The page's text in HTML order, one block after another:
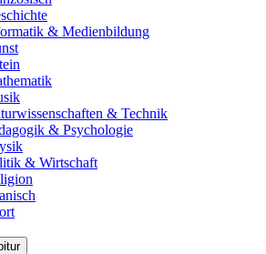
& Medienbildung
& Technik
& Psychologie
& Wirtschaft